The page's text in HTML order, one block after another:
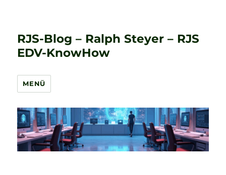
RJS-Blog – Ralph Steyer – RJS
EDV-KnowHow
MENÜ